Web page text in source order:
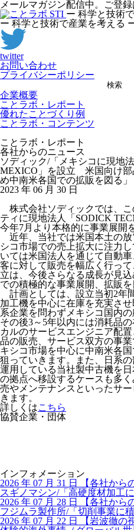
メールマガジン配信中。ご登録
ー 科学と技術
ー 科学と技術で産業を考える
twitter
お問い合わせ
プライバシーポリシー
検索
企業概要
ことラボ・レポート
優れたことづくり例
ことラボ・コンテンツ
ことラボ・レポート
各社からのニュース
ソディック/「メキシコに現地
MEXICO」を設立 米国向け部
め中南米各国での拡販を図る」
2023 年 06 月 30 日
株式会社ソディックでは、
ティに現地法人「SODICK
今年7月より本格的に事業展開
近年、当社では米国本土の
シコ市場での売上拡大に注力
いては米国法人を通じて自動
客に対して販売を幅広く行っ
立は、今後さらなる成長が見
での積極的な事業展開、拡販を
計画としては、設立当初2年
加工機を中心に在庫を充実さ
系企業を問わずメキシコ国内
その後3～5年以内には消耗品
カルのサービスエンジニア配
品の販売、サービス双方の事
キシコ市場を中心に中南米各
狙っていきます。また、日系
運用している当社製中古機を
の拠点へ移設するケースも多
売やメンテナンスといったサ
きます。
詳しくはこちら
協賛企業・団体
インフォメーション
2026 年 07 月 31 日
【各社から
スギノマシン/「高硬度材加工
2026 年 07 月 28 日
【各社から
フジムラ製作所/「切削事業に
2026 年 07 月 22 日
【岩波徹の